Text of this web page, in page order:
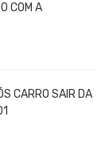
COM A
CARRO SAIR DA